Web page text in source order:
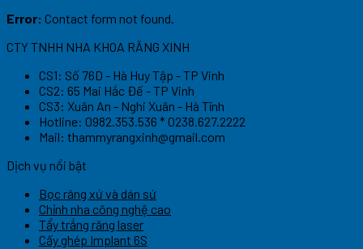
Error: Contact form not found.
CTY TNHH NHA KHOA RĂNG XINH
CS1: Số 76D - Hà Huy Tập - TP Vinh
CS2: 65 Mai Hắc Đế - TP Vinh
CS3: Xuân An - Nghi Xuân - Hà Tĩnh
Hotline: 0982.353.536 * 0238.627.2222
Mail: thammyrangxinh@gmail.com
Dịch vụ nổi bật
Bọc răng xứ và dán sứ
Chỉnh nha công nghệ cao
Tẩy trắng răng laser
Cấy ghép Implant 6S